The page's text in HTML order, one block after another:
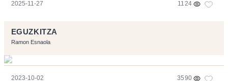
2025-11-27 1124
EGUZKITZA
Ramon Esnaola
2023-10-02 3590